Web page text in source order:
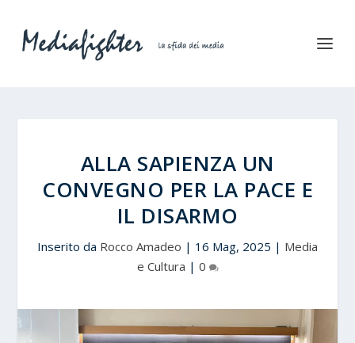
ALLA SAPIENZA UN
CONVEGNO PER LA PACE E
IL DISARMO
Inserito da Rocco Amadeo | 16 Mag, 2025 | Media
e Cultura | 0